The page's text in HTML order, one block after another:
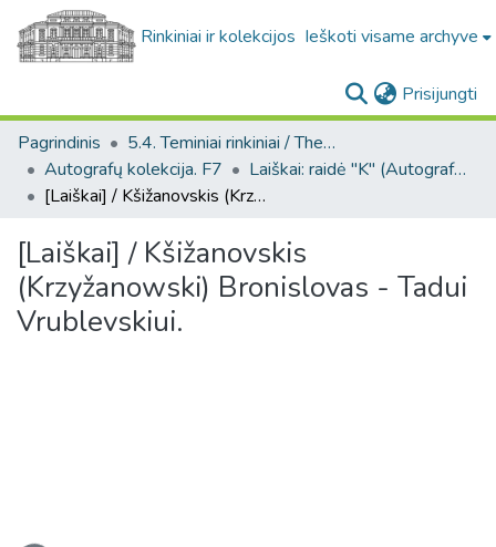
Rinkiniai ir kolekcijos Ieškoti visame archyve
Prisijungti
Pagrindinis
5.4. Teminiai rinkiniai / Thematic collections
Autografų kolekcija. F7
Laiškai: raidė "K" (Autografų kolekcija. F7)
[Laiškai] / Kšižanovskis (Krzyžanowski) Bronislovas - Tadui Vrublevskiui.
[Laiškai] / Kšižanovskis
(Krzyžanowski) Bronislovas - Tadui
Vrublevskiui.